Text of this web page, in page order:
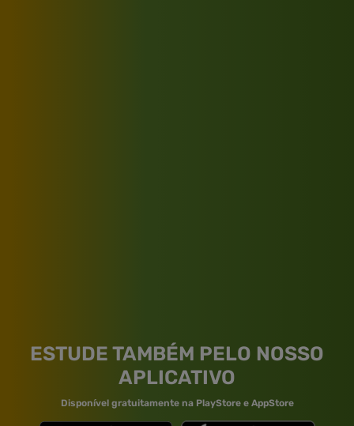
ESTUDE TAMBÉM PELO NOSSO
APLICATIVO
Disponível gratuitamente na PlayStore e AppStore